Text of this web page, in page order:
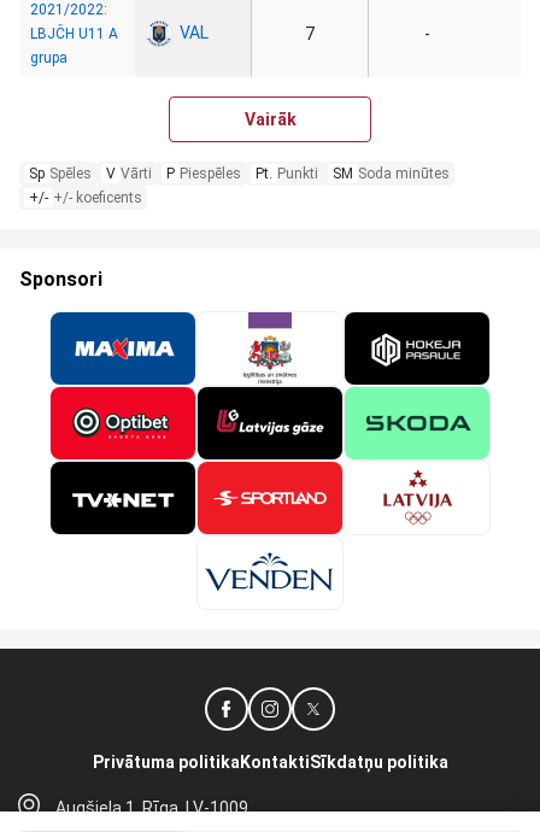
2021/2022:
LBJČH U11 A
grupa
VAL 7 -
Vairāk
Sp Spēles V Vārti P Piespēles Pt. Punkti SM Soda minūtes
+/- +/- koeficents
Sponsori
Augšiela 1, Rīga, LV-1009
Privātuma politika KontaktiSīkdatņu politika